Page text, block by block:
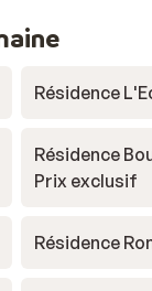
Résidence
Résidence
Prix exclusif
Résidence